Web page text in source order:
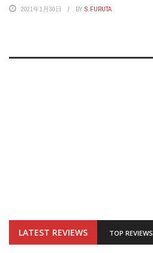
2021年1月30日 BY S.FURUTA
LATEST REVIEWS TOP REVIEWS